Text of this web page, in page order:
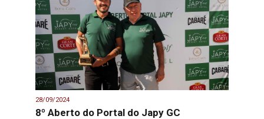
28/09/2024
8º Aberto do Portal do Japy GC